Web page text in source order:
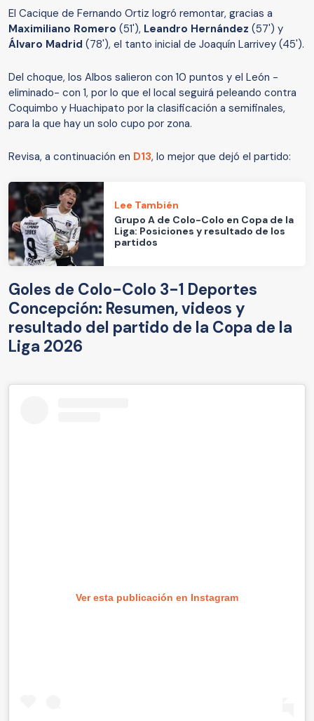
El Cacique de Fernando Ortiz logró remontar, gracias a
Maximiliano Romero (51'), Leandro Hernández (57') y
Álvaro Madrid (78'), el tanto inicial de Joaquín Larrivey (45').
Del choque, los Albos salieron con 10 puntos y el León -
eliminado- con 1, por lo que el local seguirá peleando contra
Coquimbo y Huachipato por la clasificación a semifinales,
para la que hay un solo cupo por zona.
Revisa, a continuación en D13, lo mejor que dejó el partido:
Lee También
Grupo A de Colo-Colo en Copa de la
Liga: Posiciones y resultado de los
partidos
Goles de Colo-Colo 3-1 Deportes
Concepción: Resumen, videos y
resultado del partido de la Copa de la
Liga 2026
Ver esta publicación en Instagram